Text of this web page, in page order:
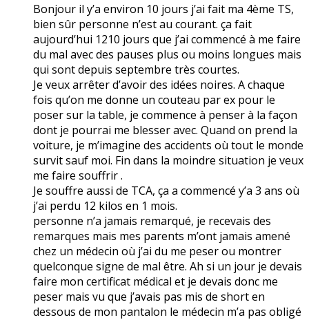
Bonjour il y’a environ 10 jours j’ai fait ma 4ème TS,
bien sûr personne n’est au courant. ça fait
aujourd’hui 1210 jours que j’ai commencé à me faire
du mal avec des pauses plus ou moins longues mais
qui sont depuis septembre très courtes.
Je veux arrêter d’avoir des idées noires. A chaque
fois qu’on me donne un couteau par ex pour le
poser sur la table, je commence à penser à la façon
dont je pourrai me blesser avec. Quand on prend la
voiture, je m’imagine des accidents où tout le monde
survit sauf moi. Fin dans la moindre situation je veux
me faire souffrir .
Je souffre aussi de TCA, ça a commencé y’a 3 ans où
j’ai perdu 12 kilos en 1 mois.
personne n’a jamais remarqué, je recevais des
remarques mais mes parents m’ont jamais amené
chez un médecin où j’ai du me peser ou montrer
quelconque signe de mal être. Ah si un jour je devais
faire mon certificat médical et je devais donc me
peser mais vu que j’avais pas mis de short en
dessous de mon pantalon le médecin m’a pas obligé